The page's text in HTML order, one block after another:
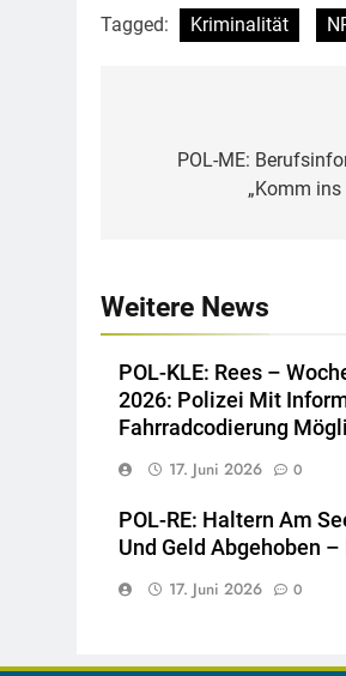
Tagged: Kriminalität
POL-ME:
„Komm
Weitere News
POL-KLE: Rees –
2026: Polizei Mit
Fahrradcodierung
17. Juni 2026 0
POL-RE: Haltern Am
Und Geld Abgehoben
17. Juni 2026 0